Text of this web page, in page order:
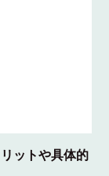
ットや具体的